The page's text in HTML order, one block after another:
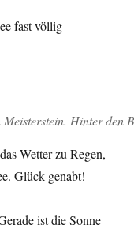
fast völlig
Hinter
Wetter zu Regen,
Glück genabt!
ist die Sonne